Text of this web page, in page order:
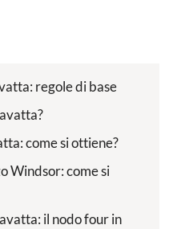
regole di base
come si ottiene?
Windsor: come si
il nodo four in